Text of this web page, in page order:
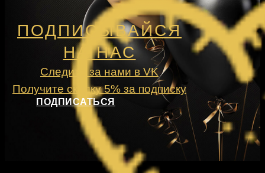
ПОДПИСЫВАЙСЯ
НА НАС
Следите за нами в VK
Получите скидку 5% за подписку
ПОДПИСАТЬСЯ